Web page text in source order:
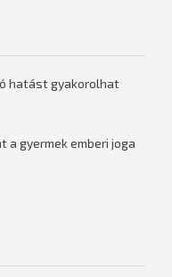
hatást gyakorolhat
a gyermek emberi joga